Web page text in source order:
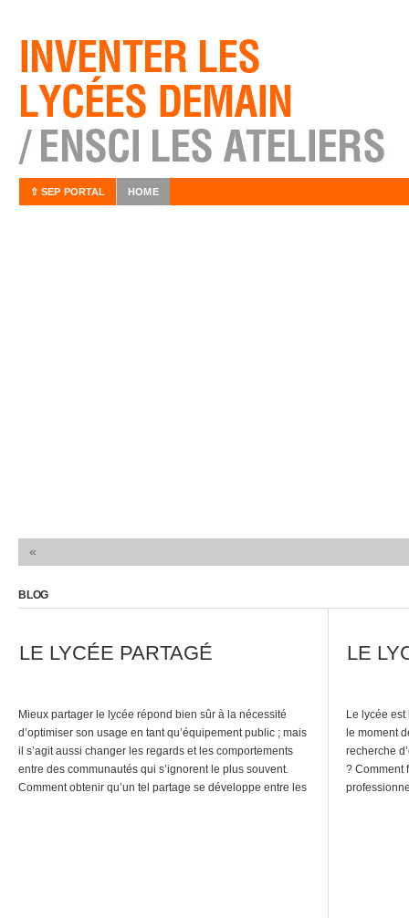
⇧ SEP PORTAL HOME
«
BLOG
LE LYCÉE PARTAGÉ
Mieux partager le lycée répond bien sûr à la nécessité
d’optimiser son usage en tant qu’équipement public ; mais
il s’agit aussi changer les regards et les comportements
entre des communautés qui s’ignorent le plus souvent.
Comment obtenir qu’un tel partage se développe entre les
LE
Le lycée
le moment
recherche
? Comment